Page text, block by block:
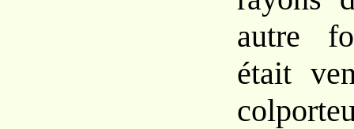
autre
était